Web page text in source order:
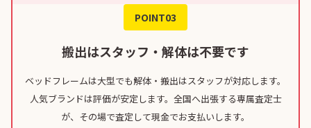
POINT03
搬出はスタッフ・解体は不要です
ベッドフレームは大型でも解体・搬出はスタッフが対応します。
人気ブランドは評価が安定します。全国へ出張する専属査定士
が、その場で査定して現金でお支払いします。